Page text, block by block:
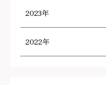
2023年
2022年